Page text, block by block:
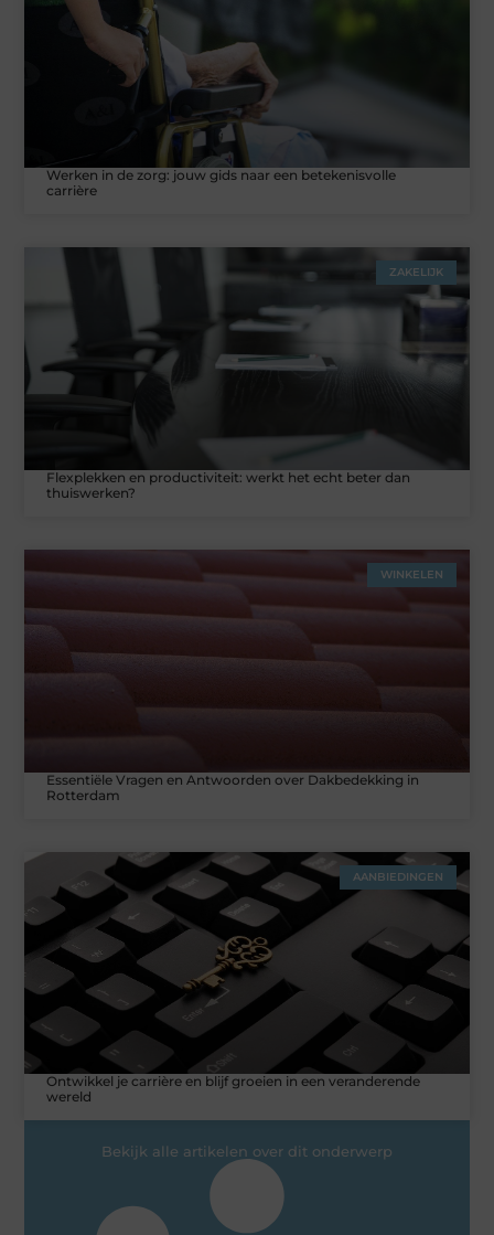
Werken in de zorg: jouw gids naar een betekenisvolle
carrière
ZAKELIJK
Flexplekken en productiviteit: werkt het echt beter dan
thuiswerken?
WINKELEN
Essentiële Vragen en Antwoorden over Dakbedekking in
Rotterdam
AANBIEDINGEN
Ontwikkel je carrière en blijf groeien in een veranderende
wereld
Bekijk alle artikelen over dit onderwerp